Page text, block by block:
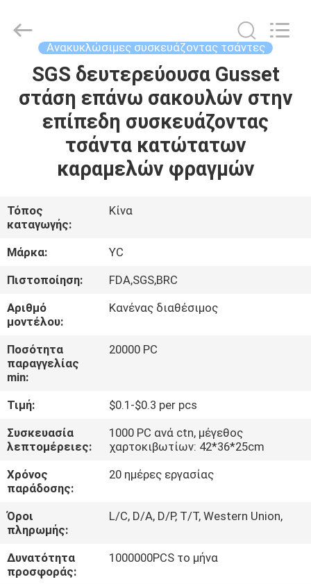
ΣΠΊΤΙ
ΠΡΟΪΌΝΤΑ
ΠΕΡΊΠΟΥ
ΓΎΡΟΣ
ΕΡΓΟΣΤΑΣΊΩΝ
ΠΟΙΟΤΙΚΌΣ
ΈΛΕΓΧΟΣ
ΜΑΣ
ΣΕ
ΕΠΑΦΉ
ΖΗΤΉΣΤΕ
ΈΝΑ
ΑΠΌΣΠΑΣΜΑ
Printing
Ανακυκλώσιμες συσκευάζοντας τσάντες
SGS δευτερεύουσα Gusset
στάση επάνω σακουλών στην
επίπεδη συσκευάζοντας
τσάντα κατώτατων
καραμελών φραγμών
Τόπος
καταγωγής:
Κίνα
Μάρκα:
YC
Πιστοποίηση:
FDA,SGS,BRC
Αριθμό
μοντέλου:
Κανένας διαθέσιμος
Ποσότητα
παραγγελίας
min:
20000 PC
Τιμή:
$0.1-$0.3 per pcs
Συσκευασία
λεπτομέρειες:
1000 PC ανά ctn, μέγεθος
χαρτοκιβωτίων: 42*36*25cm
Χρόνος
παράδοσης:
20 ημέρες εργασίας
Όροι
πληρωμής:
L/C, D/A, D/P, T/T, Western Union,
Δυνατότητα
προσφοράς:
1000000PCS το μήνα